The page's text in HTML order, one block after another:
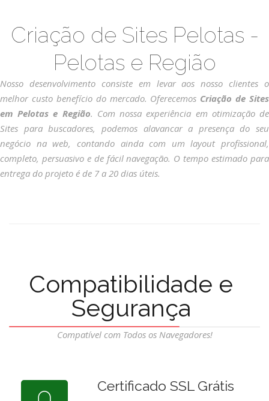
Criação de Sites Pelotas -
Pelotas e Região
Nosso desenvolvimento consiste em levar aos nosso clientes o
melhor custo benefício do mercado. Oferecemos Criação de Sites
em Pelotas e Região. Com nossa experiência em otimização de
Sites para buscadores, podemos alavancar a presença do seu
negócio na web, contando ainda com um layout profissional,
completo, persuasivo e de fácil navegação. O tempo estimado para
entrega do projeto é de 7 a 20 dias úteis.
Compatibilidade e
Segurança
Compatível com Todos os Navegadores!
Certificado SSL Grátis